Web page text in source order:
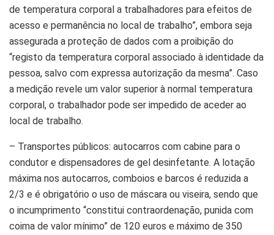
de temperatura corporal a trabalhadores para efeitos de
acesso e permanência no local de trabalho”, embora seja
assegurada a proteção de dados com a proibição do
“registo da temperatura corporal associado à identidade da
pessoa, salvo com expressa autorização da mesma”. Caso
a medição revele um valor superior à normal temperatura
corporal, o trabalhador pode ser impedido de aceder ao
local de trabalho.
– Transportes públicos: autocarros com cabine para o
condutor e dispensadores de gel desinfetante. A lotação
máxima nos autocarros, comboios e barcos é reduzida a
2/3 e é obrigatório o uso de máscara ou viseira, sendo que
o incumprimento “constitui contraordenação, punida com
coima de valor mínimo” de 120 euros e máximo de 350